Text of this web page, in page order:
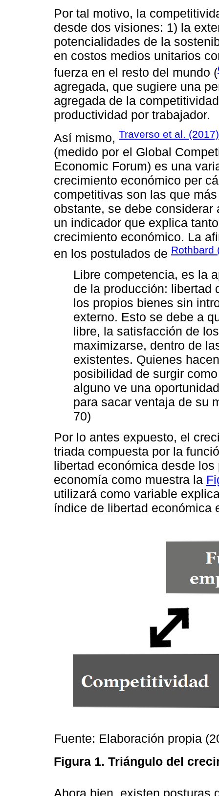
Por tal motivo, la
desde dos visiones: 1) la
potencialidades de la
en costos medios unitarios
fuerza en el resto del mundo (
agregada, que sugiere una
agregada de la
productividad por trabajador.
Así mismo, Traverso et al.
(medido por el Global
Economic Forum) es una
crecimiento económico per
competitivas son las que
obstante, se debe
un indicador que explica
crecimiento económico. La
en los postulados de Rothbard
Libre competencia, es la
de la producción: libertad
los propios bienes sin
externo. Esto se debe a
libre, la satisfacción de
maximizarse, dentro de
existentes. Quienes
posibilidad de surgir
alguno ve una
para sacar ventaja de su
70)
Por lo antes expuesto, el
triada compuesta por la
libertad económica desde
economía como muestra la
utilizará como variable
índice de libertad económica
Fuente: Elaboración propia
Figura 1. Triángulo del
Ahora bien, existen posturas